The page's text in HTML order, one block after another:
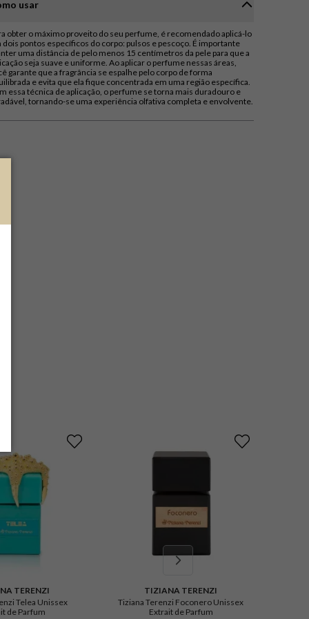
usar
obter o máximo proveito do seu perfume, é recomendado aplicá-lo
dois pontos específicos do corpo: pulsos e pescoço. É importante
uma distância de pelo menos 15 centímetros da pele para que a
seja suave e uniforme. Ao aplicar o perfume nessas áreas,
garante que a fragrância se espalhe pelo corpo de forma
e evita que ela fique concentrada em uma região específica.
essa técnica de aplicação, o perfume se torna mais duradouro e
tornando-se uma experiência olfativa completa e envolvente.
TERENZI
Telea Unissex
de Parfum
TIZIANA TERENZI
Tiziana Terenzi Foconero Unissex
Extrait de Parfum